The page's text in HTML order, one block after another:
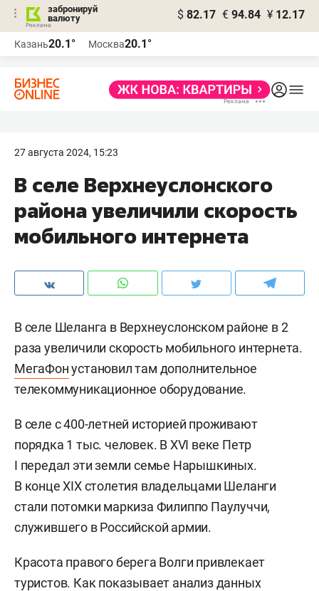
забронируй
валюту
$ 82.17 € 94.84 ¥ 12.17
Казань20.1° Москва20.1°
27 августа 2024, 15:23
В селе Верхнеуслонского
района увеличили скорость
мобильного интернета
В селе Шеланга в Верхнеуслонском районе в 2
раза увеличили скорость мобильного интернета.
МегаФонустановил там дополнительное
телекоммуникационное оборудование.
В селе с 400-летней историей проживают
порядка 1 тыс. человек. В XVI веке Петр
I передал эти земли семье Нарышкиных.
В конце XIX столетия владельцами Шеланги
стали потомки маркиза Филиппо Паулуччи,
служившего в Российской армии.
Красота правого берега Волги привлекает
туристов. Как показывает анализ данных